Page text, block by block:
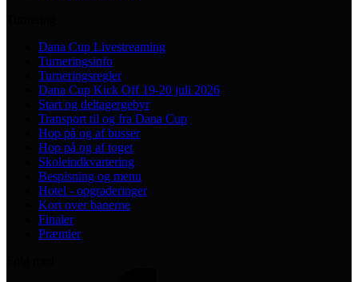
Dana Cup Livestreaming
Turneringsinfo
Turneringsregler
Dana Cup Kick Off 19-20 juli 2026
Start og deltagergebyr
Transport til og fra Dana Cup
Hop på og af busser
Hop på og af toget
Skoleindkvartering
Bespisning og menu
Hotel - opgraderinger
Kort over banerne
Finaler
Præmier